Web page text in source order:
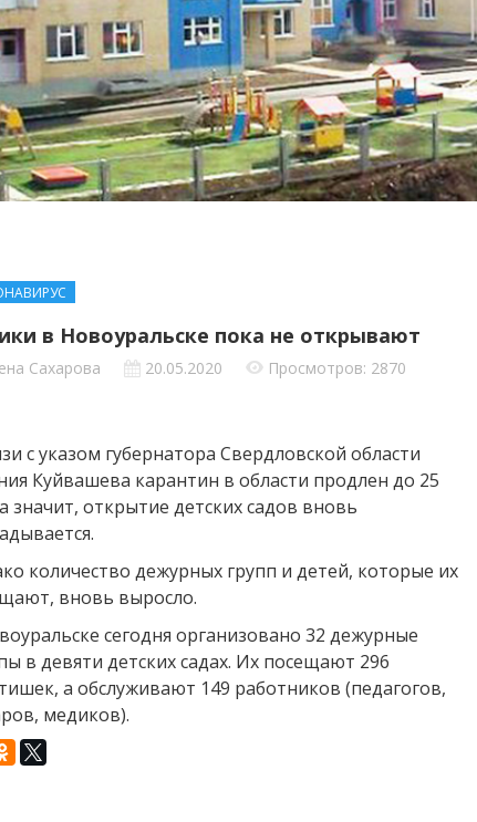
в Новоуральске пока не открывают
Сахарова 20.05.2020 Просмотров: 2870
с указом губернатора Свердловской области
Куйвашева карантин в области продлен до 25
значит, открытие детских садов вновь
количество дежурных групп и детей, которые их
вновь выросло.
сегодня организовано 32 дежурные
в девяти детских садах. Их посещают 296
а обслуживают 149 работников (педагогов,
медиков).